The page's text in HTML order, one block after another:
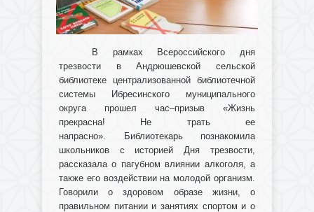
В рамках Всероссийского дня
трезвости в Андрюшевской сельской
библиотеке централизованной библиотечной
системы Ибресинского муниципального
округа прошел час–призыв «Жизнь
прекрасна! Не трать ее
напрасно». Библиотекарь познакомила
школьников с историей Дня трезвости,
рассказала о пагубном влиянии алкоголя, а
также его воздействии на молодой организм.
Говорили о здоровом образе жизни, о
правильном питании и занятиях спортом и о